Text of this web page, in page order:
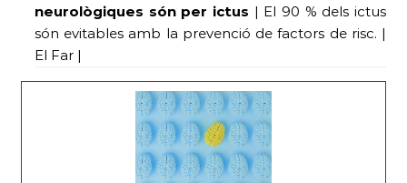
neurològiques són per ictus | El 90 % dels ictus
són evitables amb la prevenció de factors de risc. |
El Far |